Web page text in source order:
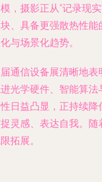
，摄影正从“记录现
、具备更强散热性
与场景化趋势。
通信设备展清晰地
光学硬件、智能算
日益凸显，正持续
灵感、表达自我。
拓展。